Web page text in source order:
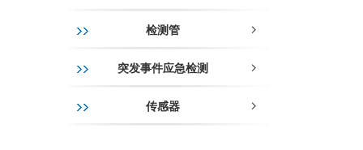
ꁇ
检测管
ꁇ
突发事件应急检测
ꁇ
传感器